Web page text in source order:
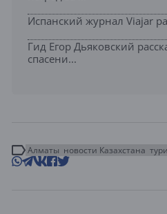
Испанский журнал Viajar
Гид Егор Дьяковский
спасени...
Алматы новости Казахстана